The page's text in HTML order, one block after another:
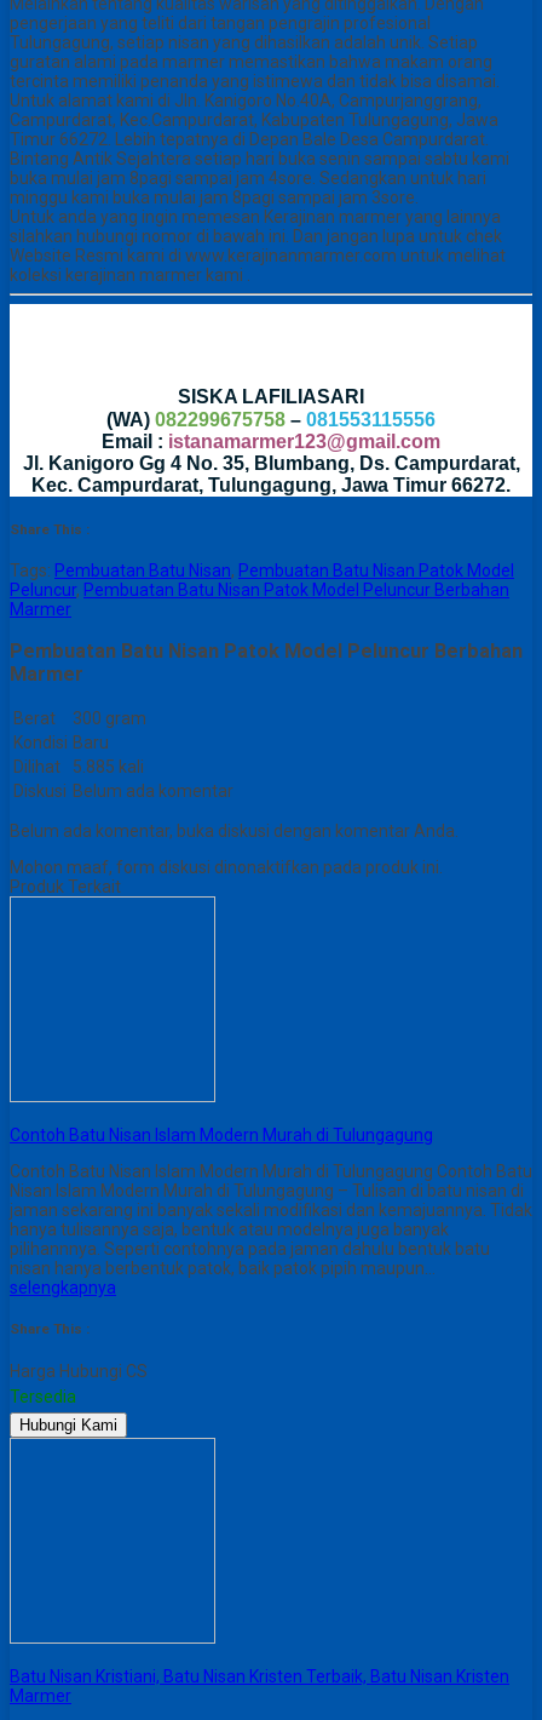
Melainkan tentang kualitas warisan yang ditinggalkan. Dengan
pengerjaan yang teliti dari tangan pengrajin profesional
Tulungagung, setiap nisan yang dihasilkan adalah unik. Setiap
guratan alami pada marmer memastikan bahwa makam orang
tercinta memiliki penanda yang istimewa dan tidak bisa disamai.
Untuk alamat kami di Jln. Kanigoro No.40A, Campurjanggrang,
Campurdarat, Kec.Campurdarat, Kabupaten Tulungagung, Jawa
Timur 66272. Lebih tepatnya di Depan Bale Desa Campurdarat.
Bintang Antik Sejahtera setiap hari buka senin sampai sabtu kami
buka mulai jam 8pagi sampai jam 4sore. Sedangkan untuk hari
minggu kami buka mulai jam 8pagi sampai jam 3sore.
Untuk anda yang ingin memesan Kerajinan marmer yang lainnya
silahkan hubungi nomor di bawah ini. Dan jangan lupa untuk chek
Website Resmi kami di www.kerajinanmarmer.com untuk melihat
koleksi kerajinan marmer kami .
SISKA LAFILIASARI
(WA) 082299675758 – 081553115556
Email : istanamarmer123@gmail.com
Jl. Kanigoro Gg 4 No. 35, Blumbang, Ds. Campurdarat,
Kec. Campurdarat, Tulungagung, Jawa Timur 66272.
Share This :
Tags: Pembuatan Batu Nisan, Pembuatan Batu Nisan Patok Model
Peluncur, Pembuatan Batu Nisan Patok Model Peluncur Berbahan
Marmer
Pembuatan Batu Nisan Patok Model Peluncur Berbahan
Marmer
Berat
300 gram
Kondisi Baru
Dilihat
5.885 kali
Diskusi Belum ada komentar
Belum ada komentar, buka diskusi dengan komentar Anda.
Mohon maaf, form diskusi dinonaktifkan pada produk ini.
Produk Terkait
Contoh Batu Nisan Islam Modern Murah di Tulungagung
Contoh Batu Nisan Islam Modern Murah di Tulungagung Contoh Batu
Nisan Islam Modern Murah di Tulungagung – Tulisan di batu nisan di
jaman sekarang ini banyak sekali modifikasi dan kemajuannya. Tidak
hanya tulisannya saja, bentuk atau modelnya juga banyak
pilihannnya. Seperti contohnya pada jaman dahulu bentuk batu
nisan hanya berbentuk patok, baik patok pipih maupun…
selengkapnya
Share This :
Harga Hubungi CS
Tersedia
Hubungi Kami
Batu Nisan Kristiani, Batu Nisan Kristen Terbaik, Batu Nisan Kristen
Marmer